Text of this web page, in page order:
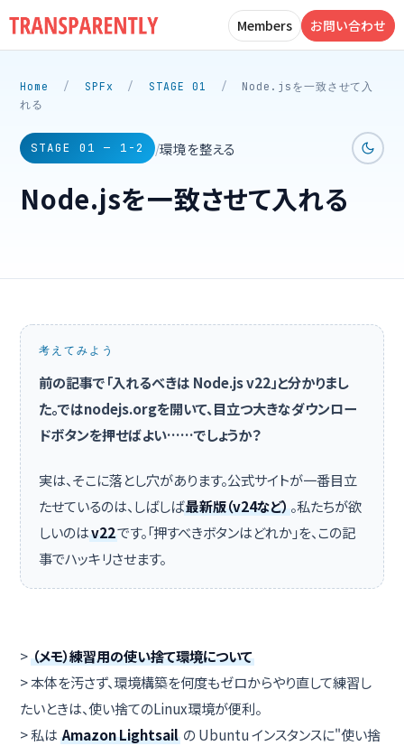
Members お問い合わせ
Home / SPFx / STAGE 01 /
Node.jsを一致させて入
れる
STAGE 01 — 1-2 /環境を整える
Node.jsを一致させて入れる
考えてみよう
前の記事で「入れるべきは Node.js v22」と分かりまし
た。ではnodejs.orgを開いて、目立つ大きなダウンロー
ドボタンを押せばよい……でしょうか？
実は、そこに落とし穴があります。公式サイトが一番目立
たせているのは、しばしば最新版（v24など）。私たちが欲
しいのはv22です。「押すべきボタンはどれか」を、この記
事でハッキリさせます。
>（メモ）練習用の使い捨て環境について
> 本体を汚さず、環境構築を何度もゼロからやり直して練習し
たいときは、使い捨てのLinux環境が便利。
> 私はAmazon Lightsail の Ubuntu インスタンスに"使い捨